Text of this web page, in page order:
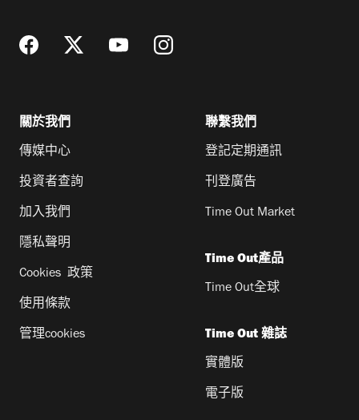
關於我們
傳媒中心
投資者查詢
加入我們
隱私聲明
Cookies 政策
使用條款
管理cookies
聯繫我們
登記定期通訊
刊登廣告
Time Out Market
Time Out產品
Time Out全球
Time Out 雜誌
實體版
電子版